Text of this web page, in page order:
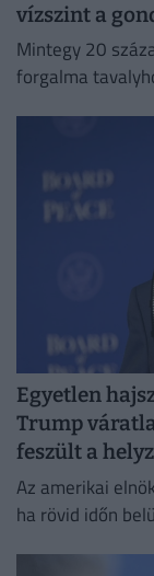
vízszint a
Mintegy 20
forgalma
Egyetlen
Trump
feszült a
Az amerikai
ha rövid időn